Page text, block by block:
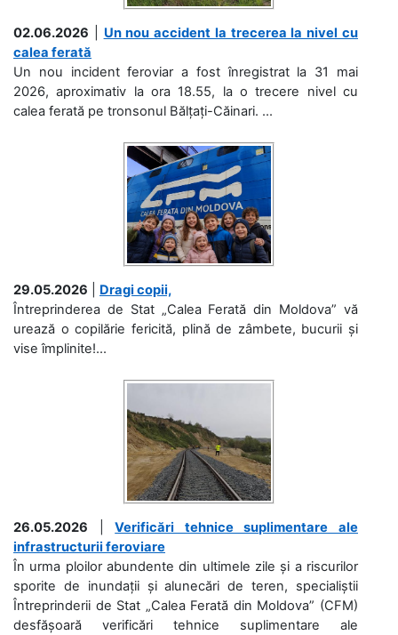
02.06.2026
Un nou accident la trecerea la nivel cu
calea ferată
Un nou incident feroviar a fost înregistrat la 31 mai
2026, aproximativ la ora 18.55, la o trecere nivel cu
calea ferată pe tronsonul Bălțați-Căinari. ...
29.05.2026
Dragi copii,
Întreprinderea de Stat „Calea Ferată din Moldova” vă
urează o copilărie fericită, plină de zâmbete, bucurii și
vise împlinite!...
26.05.2026 |Verificări tehnice suplimentare ale
infrastructurii feroviare
În urma ploilor abundente din ultimele zile și a riscurilor
sporite de inundații și alunecări de teren, specialiștii
Întreprinderii de Stat „Calea Ferată din Moldova” (CFM)
desfășoară verificări tehnice suplimentare ale